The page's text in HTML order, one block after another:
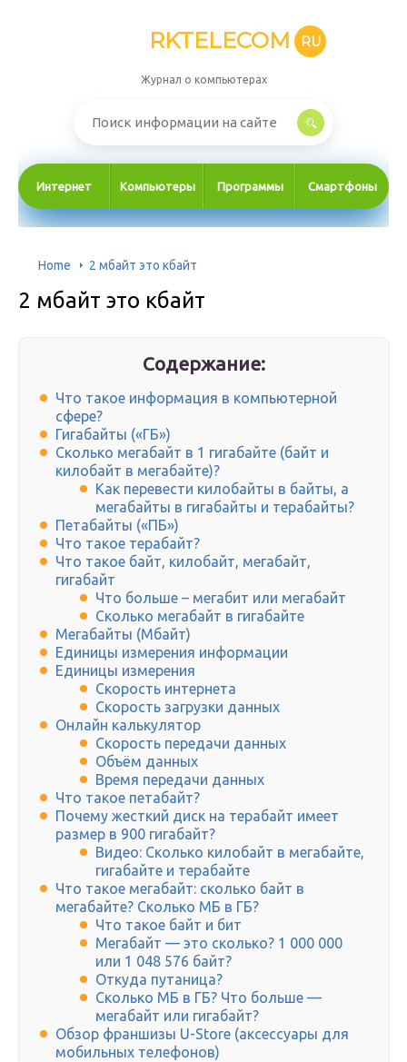
RKTELECOM RU
Журнал о компьютерах
Интернет Компьютеры Программы Смартфоны
Home 2 мбайт это кбайт
2 мбайт это кбайт
Содержание:
Что такое информация в компьютерной
сфере?
Гигабайты («ГБ»)
Сколько мегабайт в 1 гигабайте (байт и
килобайт в мегабайте)?
Как перевести килобайты в байты, а
мегабайты в гигабайты и терабайты?
Петабайты («ПБ»)
Что такое терабайт?
Что такое байт, килобайт, мегабайт,
гигабайт
Что больше – мегабит или мегабайт
Сколько мегабайт в гигабайте
Мегабайты (Мбайт)
Единицы измерения информации
Единицы измерения
Скорость интернета
Скорость загрузки данных
Онлайн калькулятор
Скорость передачи данных
Объём данных
Время передачи данных
Что такое петабайт?
Почему жесткий диск на терабайт имеет
размер в 900 гигабайт?
Видео: Сколько килобайт в мегабайте,
гигабайте и терабайте
Что такое мегабайт: сколько байт в
мегабайте? Сколько МБ в ГБ?
Что такое байт и бит
Мегабайт — это сколько? 1 000 000
или 1 048 576 байт?
Откуда путаница?
Сколько МБ в ГБ? Что больше —
мегабайт или гигабайт?
Обзор франшизы U-Store (аксессуары для
мобильных телефонов)